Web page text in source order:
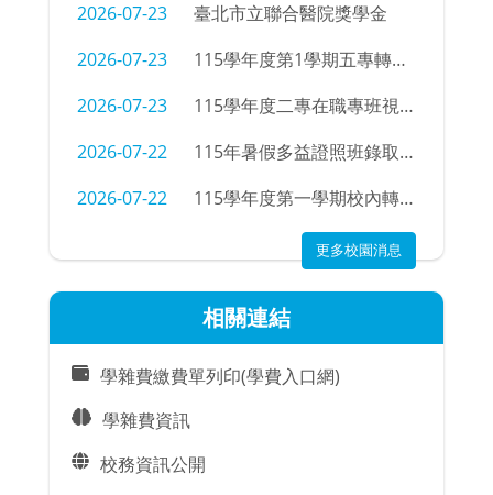
2026-07-23
臺北市立聯合醫院獎學金
2026-07-23
115學年度第1學期五專轉學招生考試錄取公告
2026-07-23
115學年度二專在職專班視光學科新生學號查詢
2026-07-22
115年暑假多益證照班錄取名單
2026-07-22
115學年度第一學期校內轉科錄取名單及注意事項
更多校園消息
相關連結
學雜費繳費單列印(學費入口網)
學雜費資訊
校務資訊公開